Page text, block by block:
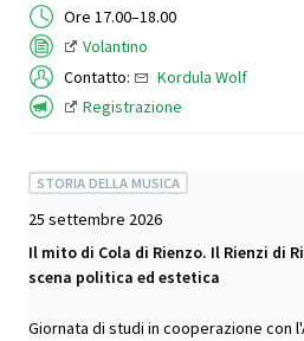
Ore 17.00–18.00
Volantino
Contatto:
Kordula Wolf
Registrazione
STORIA DELLA MUSICA
25 settembre 2026
Il mito di Cola di Rienzo. Il Rienzi di
scena politica ed estetica
Giornata di studi in cooperazione con